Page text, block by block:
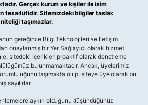
Gerçek kurum ve kişiler ile isim
tesadüfidir. Sitemizdeki bilgiler taslak
taşımazlar.
gereğince Bilgi Teknolojileri ve İletişim
onaylanmış bir Yer Sağlayıcı olarak hizmet
sitedeki içerikleri proaktif olarak denetleme
bulunmamaktadır. Ancak, üyelerimiz
taşımakta olup, siteye üye olarak bu
sayılırlar.
aykırı olduğunu düşündüğünüz